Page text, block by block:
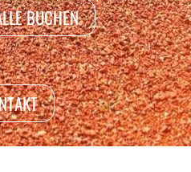
BUCHEN